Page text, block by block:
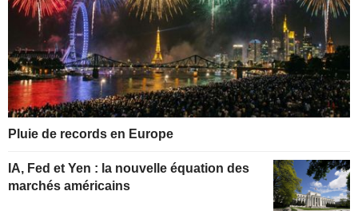
Pluie de records en Europe
IA, Fed et Yen : la nouvelle équation des
marchés américains